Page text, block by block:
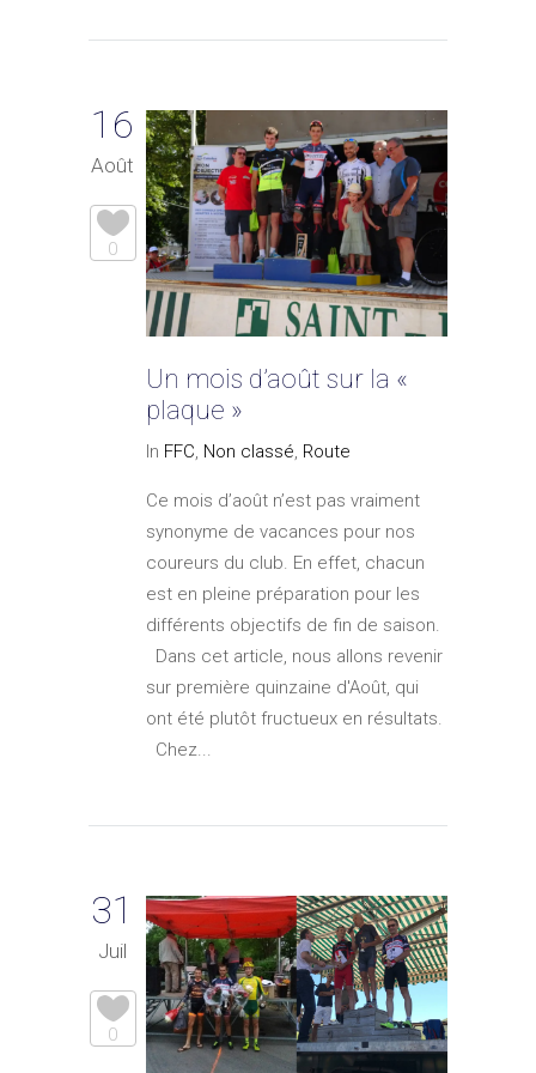
16
Août
0
Un mois d’août sur la «
plaque »
In FFC Non classé Route
Ce mois d’août n’est pas vraiment
synonyme de vacances pour nos
coureurs du club. En effet, chacun
est en pleine préparation pour les
différents objectifs de fin de saison.
Dans cet article, nous allons revenir
sur première quinzaine d'Août, qui
ont été plutôt fructueux en résultats.
Chez...
31
Juil
0